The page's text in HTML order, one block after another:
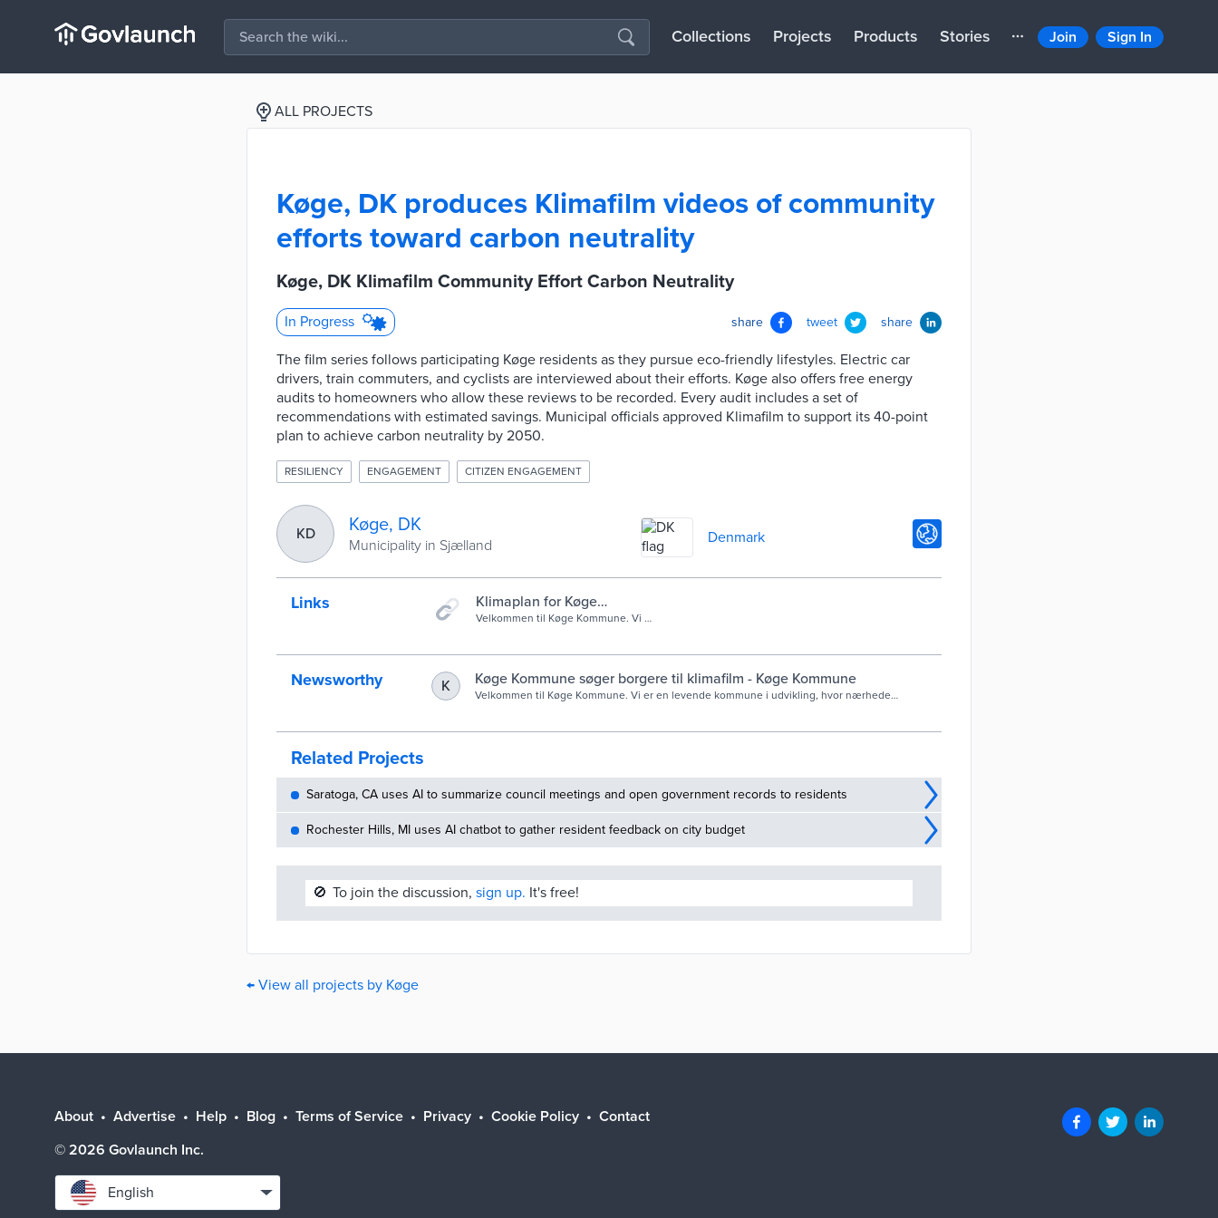
Collections Projects Products Stories Join Sign In
ALL PROJECTS
Køge, DK produces Klimafilm videos of community
efforts toward carbon neutrality
Køge, DK Klimafilm Community Effort Carbon Neutrality
In Progress share tweet share
The film series follows participating Køge residents as they pursue eco-friendly lifestyles. Electric car
drivers, train commuters, and cyclists are interviewed about their efforts. Køge also offers free energy
audits to homeowners who allow these reviews to be recorded. Every audit includes a set of
recommendations with estimated savings. Municipal officials approved Klimafilm to support its 40-point
plan to achieve carbon neutrality by 2050.
RESILIENCY ENGAGEMENT CITIZEN ENGAGEMENT
KD Køge, DK
Municipality in Sjælland Denmark
Links
Klimaplan for Køge
Kommune - Køge Kommune
Velkommen til Køge Kommune. Vi er
naturen, samt vores eget hyggelige
købstadmiljø, giver de bedste
betingelser for et aktivt og godt liv.
Her kan du leve dit liv, hele livet.
Newsworthy K Køge Kommune søger borgere til klimafilm - Køge Kommune
Velkommen til Køge Kommune. Vi er en levende kommune i udvikling, hvor nærheden
Related Projects
Saratoga, CA uses AI to summarize council meetings and open government records to residents
Rochester Hills, MI uses AI chatbot to gather resident feedback on city budget
🚫 To join the discussion, sign up. It's free!
← View all projects by Køge
About Advertise Help Blog Terms of Service Privacy Cookie Policy
Contact
© 2026 Govlaunch Inc.
Select
language
English